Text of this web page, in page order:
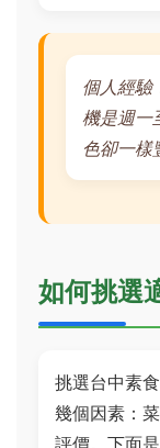
個人經驗
機是週一
色卻一樣
如何挑選
挑選台中素
幾個因素：